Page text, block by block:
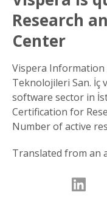
Research
Center
Vispera Information
Teknolojileri San. İç
software sector in
Certification for
Number of active
Translated from an